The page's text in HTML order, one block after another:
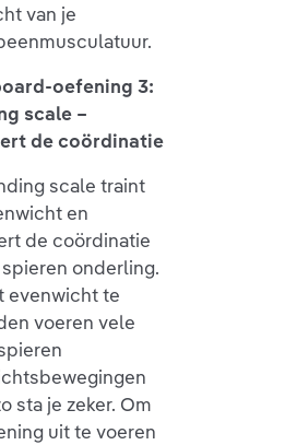
van je
oefening 3:
scale –
de coördinatie
scale traint
en
de coördinatie
onderling.
evenwicht te
voeren vele
sta je zeker. Om
uit te voeren